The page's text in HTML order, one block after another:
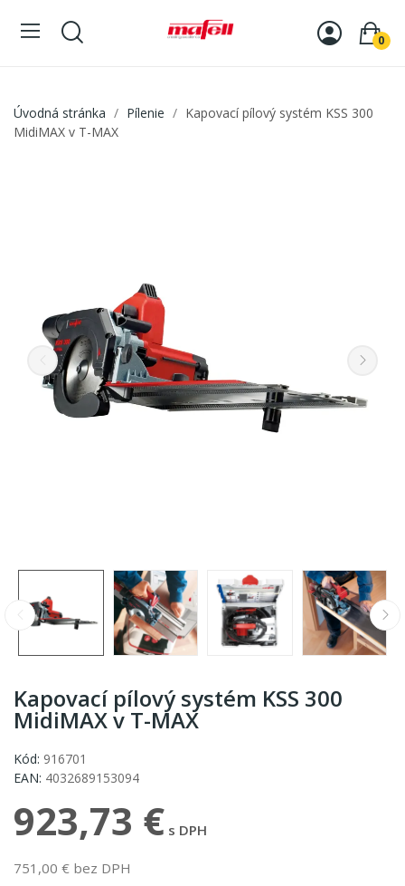
0
Úvodná stránka Pílenie
Kapovací pílový systém KSS 300
MidiMAX v T-MAX
Kapovací pílový systém KSS 300
MidiMAX v T-MAX
Kód: 916701
EAN: 4032689153094
923,73 € s DPH
751,00 € bez DPH